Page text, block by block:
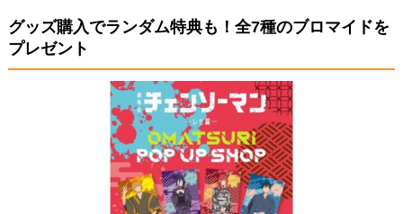
グッズ購入でランダム特典も！全7種のブロマイドを
プレゼント